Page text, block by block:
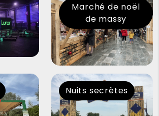
Marché de noël
de massy
Nuits secrètes